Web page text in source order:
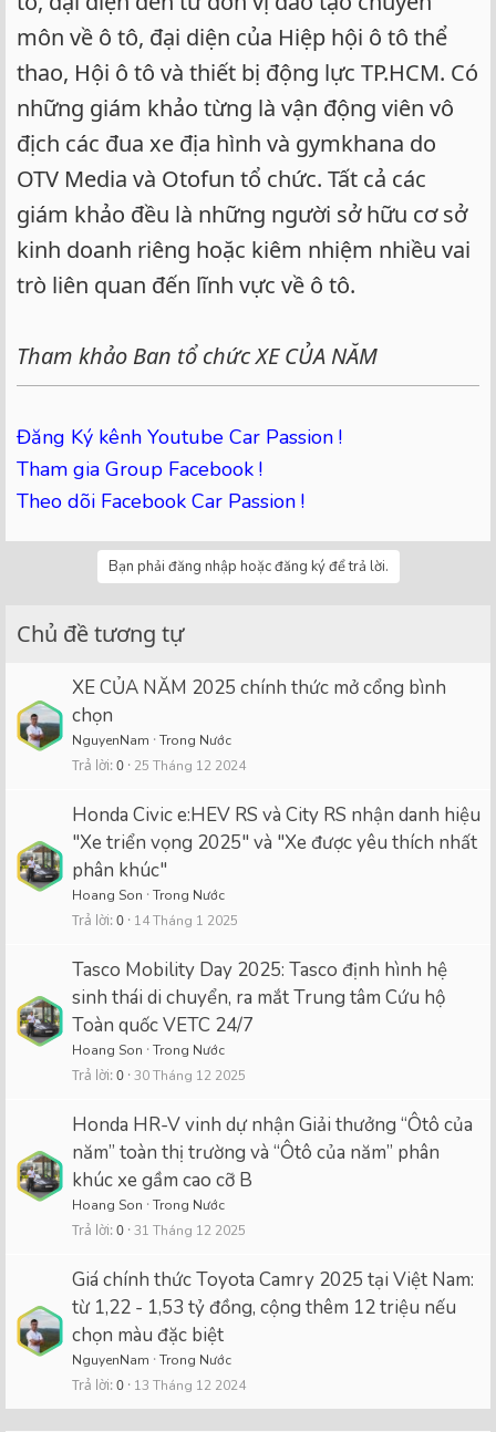
môn về ô tô, đại diện của Hiệp hội ô tô thể
thao, Hội ô tô và thiết bị động lực TP.HCM. Có
những giám khảo từng là vận động viên vô
địch các đua xe địa hình và gymkhana do
OTV Media và Otofun tổ chức. Tất cả các
giám khảo đều là những người sở hữu cơ sở
kinh doanh riêng hoặc kiêm nhiệm nhiều vai
trò liên quan đến lĩnh vực về ô tô.
Tham khảo Ban tổ chức XE CỦA NĂM
Đăng Ký kênh Youtube Car Passion !
Tham gia Group Facebook !
Theo dõi Facebook Car Passion !
Bạn phải đăng nhập hoặc đăng ký để trả lời.
Chủ đề tương tự
XE CỦA NĂM 2025 chính thức mở cổng bình
chọn
NguyenNam Trong Nước
Trả lời 0 25 Tháng 12 2024
Honda Civic e:HEV RS và City RS nhận danh hiệu
"Xe triển vọng 2025" và "Xe được yêu thích nhất
phân khúc"
Hoang Son Trong Nước
Trả lời 0 14 Tháng 1 2025
Tasco Mobility Day 2025: Tasco định hình hệ
sinh thái di chuyển, ra mắt Trung tâm Cứu hộ
Toàn quốc VETC 24/7
Hoang Son Trong Nước
Trả lời 0 30 Tháng 12 2025
Honda HR-V vinh dự nhận Giải thưởng “Ôtô của
năm” toàn thị trường và “Ôtô của năm” phân
khúc xe gầm cao cỡ B
Hoang Son Trong Nước
Trả lời 0 31 Tháng 12 2025
Giá chính thức Toyota Camry 2025 tại Việt Nam:
từ 1,22 - 1,53 tỷ đồng, cộng thêm 12 triệu nếu
chọn màu đặc biệt
NguyenNam Trong Nước
Trả lời 0 13 Tháng 12 2024